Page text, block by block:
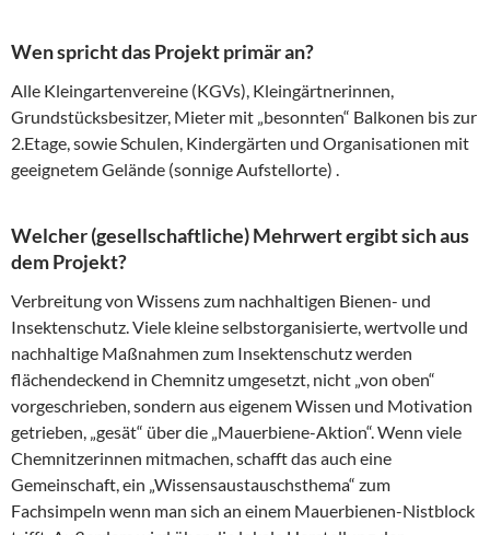
Wen spricht das Projekt primär an?
Alle Kleingartenvereine (KGVs), Kleingärtnerinnen,
Grundstücksbesitzer, Mieter mit „besonnten“ Balkonen bis zur
2.Etage, sowie Schulen, Kindergärten und Organisationen mit
geeignetem Gelände (sonnige Aufstellorte) .
Welcher (gesellschaftliche) Mehrwert ergibt sich aus
dem Projekt?
Verbreitung von Wissens zum nachhaltigen Bienen- und
Insektenschutz. Viele kleine selbstorganisierte, wertvolle und
nachhaltige Maßnahmen zum Insektenschutz werden
flächendeckend in Chemnitz umgesetzt, nicht „von oben“
vorgeschrieben, sondern aus eigenem Wissen und Motivation
getrieben, „gesät“ über die „Mauerbiene-Aktion“. Wenn viele
Chemnitzerinnen mitmachen, schafft das auch eine
Gemeinschaft, ein „Wissensaustauschsthema“ zum
Fachsimpeln wenn man sich an einem Mauerbienen-Nistblock